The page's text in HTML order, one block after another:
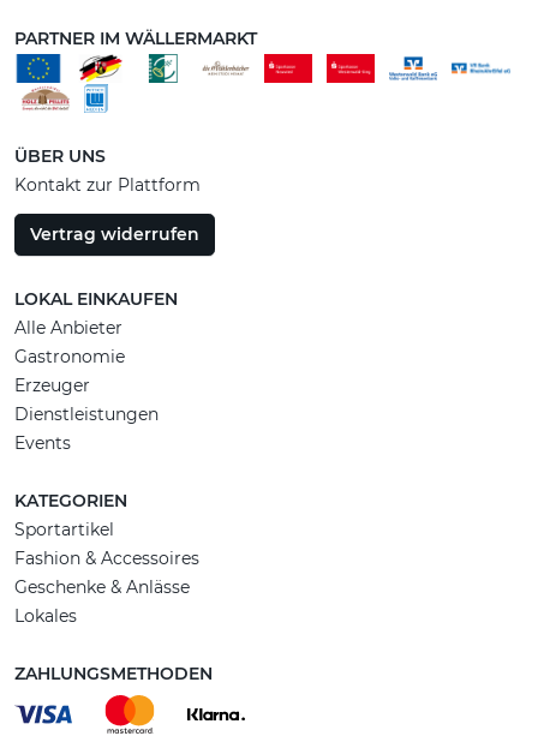
PARTNER IM WÄLLERMARKT
ÜBER UNS
Kontakt zur Plattform
Vertrag widerrufen
LOKAL EINKAUFEN
Alle Anbieter
Gastronomie
Erzeuger
Dienstleistungen
Events
KATEGORIEN
Sportartikel
Fashion & Accessoires
Geschenke & Anlässe
Lokales
ZAHLUNGSMETHODEN